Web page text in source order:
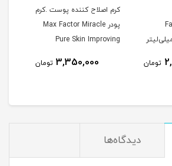
تومان
کرم اصلاح کننده پوست .کرم
پودر Max Factor Miracle
Pure Skin Improving
3,350,000 تومان
دیدگاه‌ها